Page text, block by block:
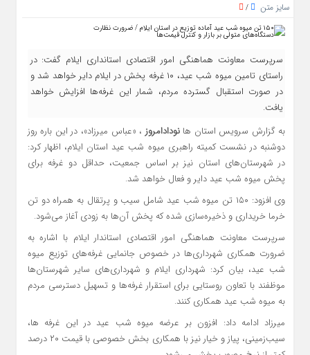
سایز متن
/
سرپرست معاونت هماهنگی امور اقتصادی استانداری ایلام گفت: در
راستای تامین میوه شب عید، ۱۰ غرفه پخش در ایلام دایر خواهد شد و
در صورت استقبال گسترده مردم، شمار این غرفه‌ها افزایش خواهد
یافت.
به گزارش سرویس استان هانودادامروز، «عباس میرزاد»، در این باره روز
دوشنبه در نشست کمیته راهبری میوه شب عید استان ایلام، اظهار کرد:
در شهرستان‌های استان نیز بر اساس جمعیت، حداقل دو غرفه برای
پخش میوه شب عید دایر و فعال خواهد شد.
وی افزود: ۱۵۰ تن میوه شب عید شامل سیب و پرتقال به همراه دو تن
خرما خریداری و ذخیره‌سازی شده که پخش آن‌ها به زودی آغاز می‌شود.
سرپرست معاونت هماهنگی امور اقتصادی استاندار ایلام با اشاره به
ضرورت همکاری شهرداری‌ها در خصوص جانمایی غرفه‌های توزیع میوه
شب عید، بیان کرد: شهرداری ایلام و شهرداری‌های سایر شهرستان‌ها
موظفند با تعاون روستایی برای استقرار غرفه‌ها و تسهیل دسترسی مردم
به میوه شب عید همکاری کنند.
میرزاد ادامه داد: افزون بر عرضه میوه شب عید در این غرفه ها،
سیب‌زمینی، پیاز و خیار نیز با همکاری بخش خصوصی با قیمت ۲۰ درصد